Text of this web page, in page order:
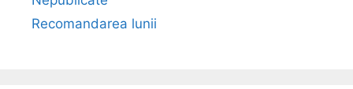
Recomandarea lunii